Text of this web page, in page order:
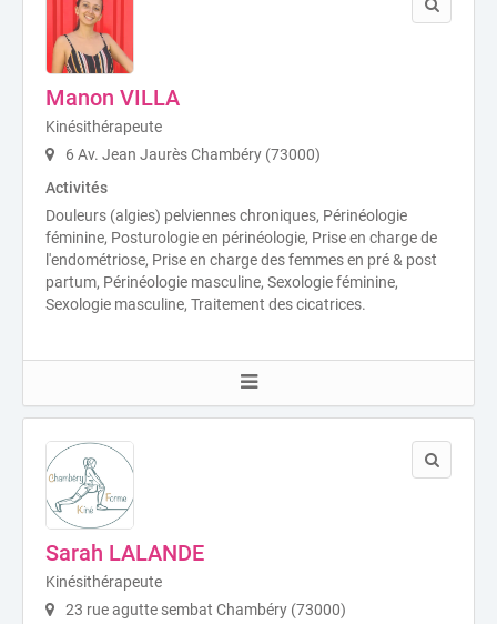
Manon VILLA
Kinésithérapeute
6 Av. Jean Jaurès Chambéry (73000)
Activités
Douleurs (algies) pelviennes chroniques, Périnéologie
féminine, Posturologie en périnéologie, Prise en charge de
l'endométriose, Prise en charge des femmes en pré & post
partum, Périnéologie masculine, Sexologie féminine,
Sexologie masculine, Traitement des cicatrices.
Sarah LALANDE
Kinésithérapeute
23 rue agutte sembat Chambéry (73000)